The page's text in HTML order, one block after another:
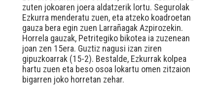
zuten jokoaren joera aldatzerik lortu. Segurolak
Ezkurra menderatu zuen, eta atzeko koadroetan
gauza bera egin zuen Larrañagak Azpirozekin.
Horrela gauzak, Petritegiko bikotea ia zuzenean
joan zen 15era. Guztiz nagusi izan ziren
gipuzkoarrak (15-2). Bestalde, Ezkurrak kolpea
hartu zuen eta beso osoa lokartu omen zitzaion
bigarren joko horretan zehar.